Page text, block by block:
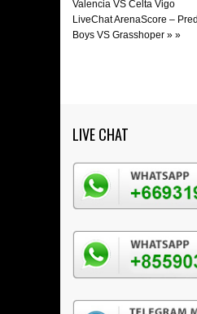
Valencia VS Celta Vigo
LiveChat ArenaScore –
Boys VS Grasshoper » »
LIVE CHAT